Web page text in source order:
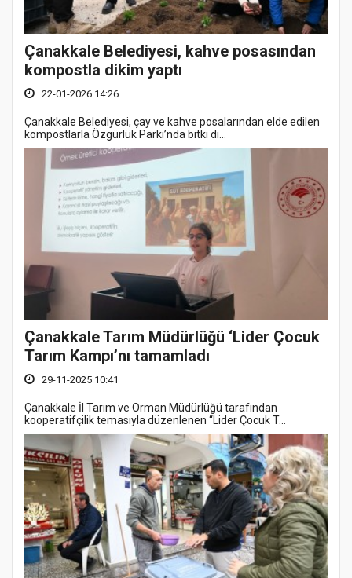
Çanakkale Belediyesi, kahve posasından
kompostla dikim yaptı
22-01-2026 14:26
Çanakkale Belediyesi, çay ve kahve posalarından elde edilen
kompostlarla Özgürlük Parkı’nda bitki di...
Çanakkale Tarım Müdürlüğü ‘Lider Çocuk
Tarım Kampı’nı tamamladı
29-11-2025 10:41
Çanakkale İl Tarım ve Orman Müdürlüğü tarafından
kooperatifçilik temasıyla düzenlenen “Lider Çocuk T...